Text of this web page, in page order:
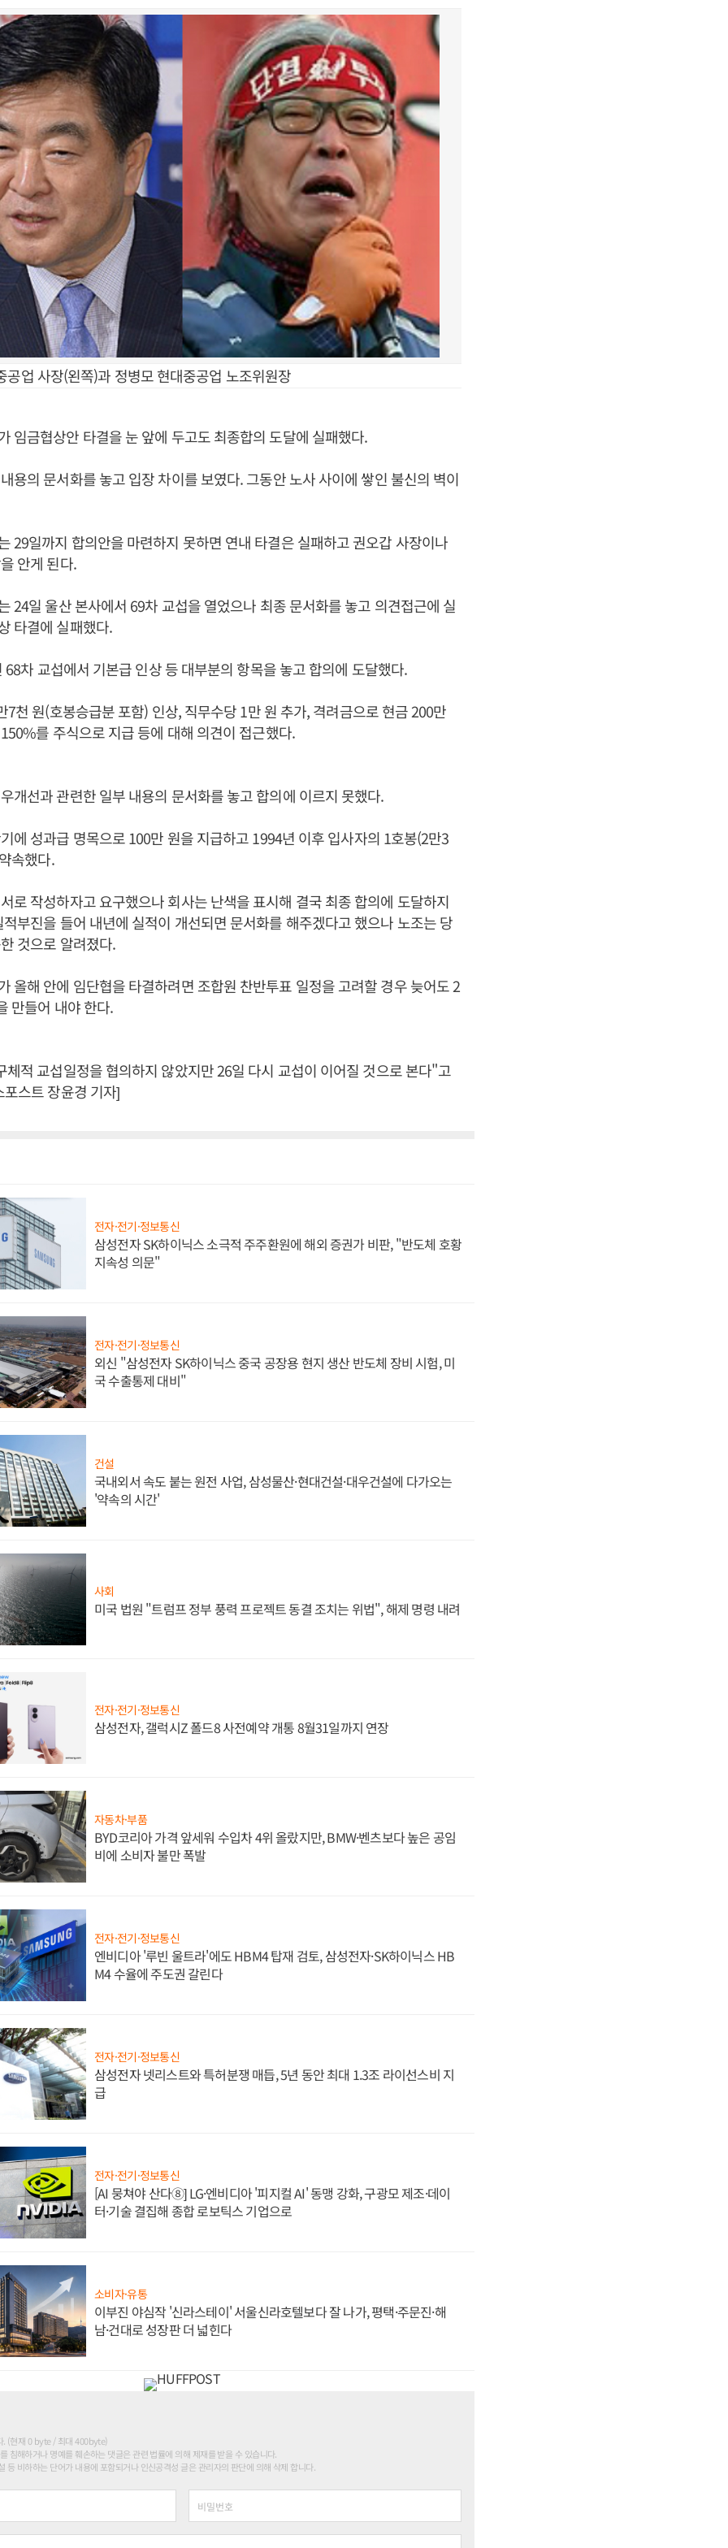
업 사장(왼쪽)과 정병모 현대중공업 노조위원장
임금협상안 타결을 눈 앞에 두고도 최종합의 도달에 실패했다.
용의 문서화를 놓고 입장 차이를 보였다. 그동안 노사 사이에 쌓인 불신의 벽이
29일까지 합의안을 마련하지 못하면 연내 타결은 실패하고 권오갑 사장이나
안게 된다.
24일 울산 본사에서 69차 교섭을 열었으나 최종 문서화를 놓고 의견접근에 실
타결에 실패했다.
차 교섭에서 기본급 인상 등 대부분의 항목을 놓고 합의에 도달했다.
7천 원(호봉승급분 포함) 인상, 직무수당 1만 원 추가, 격려금으로 현금 200만
를 주식으로 지급 등에 대해 의견이 접근했다.
개선과 관련한 일부 내용의 문서화를 놓고 합의에 이르지 못했다.
에 성과급 명목으로 100만 원을 지급하고 1994년 이후 입사자의 1호봉(2만3
속했다.
로 작성하자고 요구했으나 회사는 난색을 표시해 결국 최종 합의에 도달하지
부진을 들어 내년에 실적이 개선되면 문서화를 해주겠다고 했으나 노조는 당
것으로 알려졌다.
올해 안에 임단협을 타결하려면 조합원 찬반투표 일정을 고려할 경우 늦어도 2
만들어 내야 한다.
체적 교섭일정을 협의하지 않았지만 26일 다시 교섭이 이어질 것으로 본다"고
스트 장윤경 기자]
전자·전기·정보통신
삼성전자 SK하이닉스 소극적 주주환원에 해외 증권가 비판, "반도체 호황
지속성 의문"
전자·전기·정보통신
외신 "삼성전자 SK하이닉스 중국 공장용 현지 생산 반도체 장비 시험, 미
국 수출통제 대비"
건설
국내외서 속도 붙는 원전 사업, 삼성물산·현대건설·대우건설에 다가오는
'약속의 시간'
사회
미국 법원 "트럼프 정부 풍력 프로젝트 동결 조치는 위법", 해제 명령 내려
전자·전기·정보통신
삼성전자, 갤럭시Z 폴드8 사전예약 개통 8월31일까지 연장
자동차·부품
BYD코리아 가격 앞세워 수입차 4위 올랐지만, BMW·벤츠보다 높은 공임
비에 소비자 불만 폭발
전자·전기·정보통신
엔비디아 '루빈 울트라'에도 HBM4 탑재 검토, 삼성전자·SK하이닉스 HB
M4 수율에 주도권 갈린다
전자·전기·정보통신
삼성전자 넷리스트와 특허분쟁 매듭, 5년 동안 최대 1.3조 라이선스비 지
급
전자·전기·정보통신
[AI 뭉쳐야 산다⑧] LG·엔비디아 '피지컬 AI' 동맹 강화, 구광모 제조·데이
터·기술 결집해 종합 로보틱스 기업으로
소비자·유통
이부진 야심작 '신라스테이' 서울신라호텔보다 잘 나가, 평택·주문진·해
남·건대로 성장판 더 넓힌다
. (현재 0 byte / 최대 400byte)
침해하거나 명예를 훼손하는 댓글은 관련 법률에 의해 제재를 받을 수 있습니다.
등 비하하는 단어가 내용에 포함되거나 인신공격성 글은 관리자의 판단에 의해 삭제 합니다.